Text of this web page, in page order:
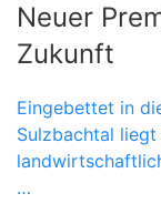
Neuer
Zukunft
Eingebettet in
Sulzbachtal
…